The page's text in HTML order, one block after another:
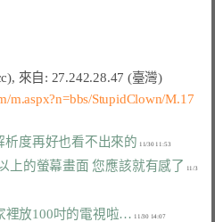
※ 發信站: 批踢踢實業坊(ptt.cc), 來自: 27.242.28.47 (臺灣)
m.aspx?n=bbs/StupidClown/M.17
析度再好也看不出來的 11/30 11:53
上的螢幕畫面 您應該就有感了 11/3
裡放100吋的電視啦… 11/30 14:07